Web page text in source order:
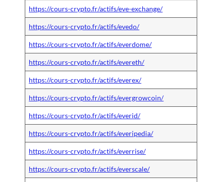
https://cours-crypto.fr/actifs/eve-exchange/
https://cours-crypto.fr/actifs/evedo/
https://cours-crypto.fr/actifs/everdome/
https://cours-crypto.fr/actifs/evereth/
https://cours-crypto.fr/actifs/everex/
https://cours-crypto.fr/actifs/evergrowcoin/
https://cours-crypto.fr/actifs/everid/
https://cours-crypto.fr/actifs/everipedia/
https://cours-crypto.fr/actifs/everrise/
https://cours-crypto.fr/actifs/everscale/